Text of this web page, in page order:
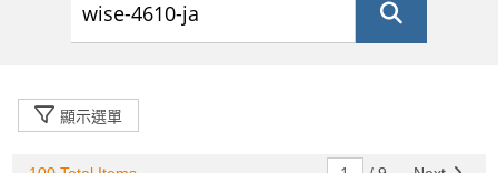
顯示選單
周邊應用組件